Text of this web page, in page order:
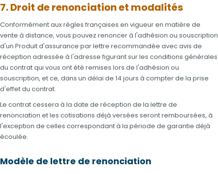
7. Droit de renonciation et modalités
Conformément aux règles françaises en vigueur en matière de
vente à distance, vous pouvez renoncer à l'adhésion ou souscription
d'un Produit d'assurance par lettre recommandée avec avis de
réception adressée à l'adresse figurant sur les conditions générales
du contrat qui vous ont été remises lors de l'adhésion ou
souscription, et ce, dans un délai de 14 jours à compter de la prise
d'effet du contrat.
Le contrat cessera à la date de réception de la lettre de
renonciation et les cotisations déjà versées seront remboursées, à
l'exception de celles correspondant à la période de garantie déjà
écoulée.
Modèle de lettre de renonciation